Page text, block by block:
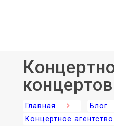
Главная Блог
Концертное